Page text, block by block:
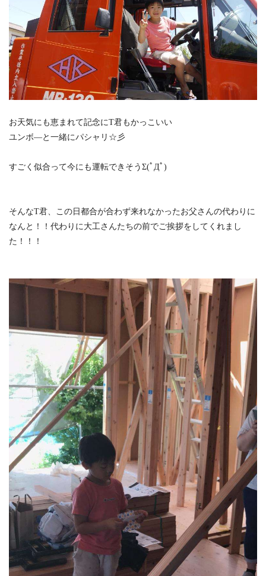
お天気にも恵まれて記念にT君もかっこいい
ユンボ―と一緒にパシャリ☆彡
すごく似合って今にも運転できそうΣ(ﾟДﾟ)
そんなT君、この日都合が合わず来れなかったお父さんの代わりに
なんと！！代わりに大工さんたちの前でご挨拶をしてくれまし
た！！！